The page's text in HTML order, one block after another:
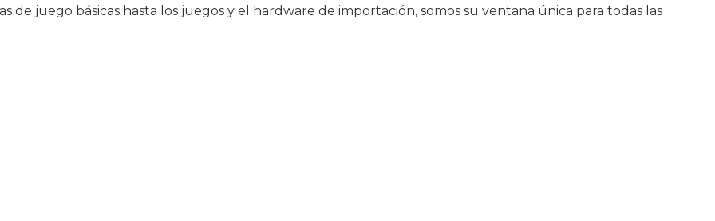
de juego básicas hasta los juegos y el hardware de importación, somos su ventana única para todas las